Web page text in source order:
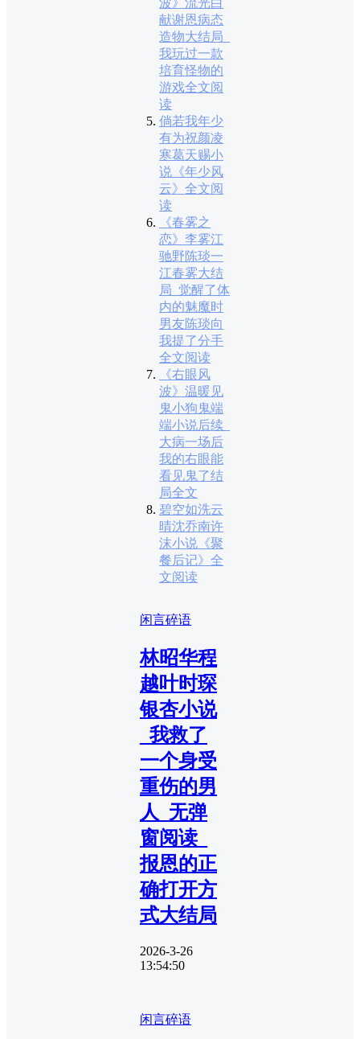
波》流光白
献谢恩病态
造物大结局_
我玩过一款
培育怪物的
游戏全文阅
读
倘若我年少
有为祝颜凌
寒葛天赐小
说《年少风
云》全文阅
读
《春雾之
恋》李雾江
驰野陈琰一
江春雾大结
局_觉醒了体
内的魅魔时
男友陈琰向
我提了分手
全文阅读
《右眼风
波》温暖见
鬼小狗鬼端
端小说后续_
大病一场后
我的右眼能
看见鬼了结
局全文
碧空如洗云
晴沈乔南许
沫小说《聚
餐后记》全
文阅读
闲言碎语
林昭华程
越叶时琛
银杏小说
_我救了
一个身受
重伤的男
人_无弹
窗阅读_
报恩的正
确打开方
式大结局
2026-3-26
13:54:50
闲言碎语